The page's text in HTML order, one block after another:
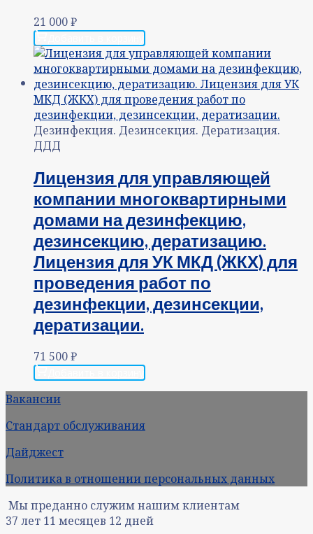
21 000₽
Дезинфекция. Дезинсекция. Дератизация.
ДДД
Лицензия для управляющей
компании многоквартирными
домами на дезинфекцию,
дезинсекцию, дератизацию.
Лицензия для УК МКД (ЖКХ) для
проведения работ по
дезинфекции, дезинсекции,
дератизации.
71 500₽
Вакансии
Стандарт обслуживания
Дайджест
Политика в отношении персональных данных
Мы преданно служим нашим клиентам
37 лет 11 месяцев 12 дней